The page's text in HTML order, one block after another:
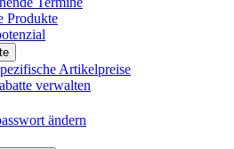
Produkte
Artikelpreise
verwalten
ändern